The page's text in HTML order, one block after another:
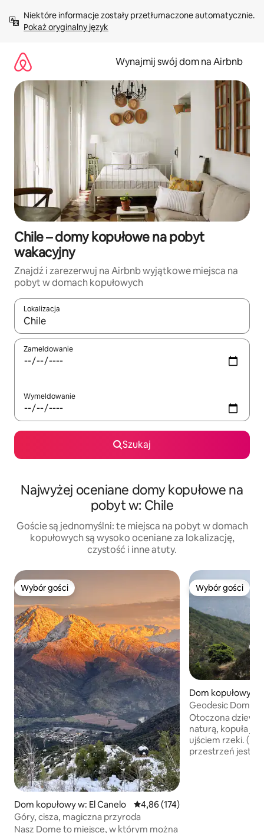
treści Pokaż oryginalny język
Wynajmij swój dom na Airbnb
Chile – domy kopułowe na pobyt
wakacyjny
Znajdź i zarezerwuj na Airbnb wyjątkowe miejsca na
pobyt w domach kopułowych
Lokalizacja
Gdy wyniki będą dostępne, możesz poruszać się po nich za
Zameldowanie
Wymeldowanie
Szukaj
Najwyżej oceniane domy kopułowe na
pobyt w: Chile
Goście są jednomyślni: te miejsca na pobyt w domach
kopułowych są wysoko oceniane za lokalizację,
czystość i inne atuty.
Wybór gości
Wybór gości
Dom kopułowy w: El Canelo Średnia ocena: 4,86 na 5, liczba
4,86 (174)
Góry, cisza, magiczna przyroda
Nasz Dome to miejsce, w którym można
Wybór gości
Wybór gości
Dom kopułowy
a de Alvarado
Geodesic Dome
Reserve
Otoczona
naturą, kopuła
ujściem rzeki.
przestrzeń jest